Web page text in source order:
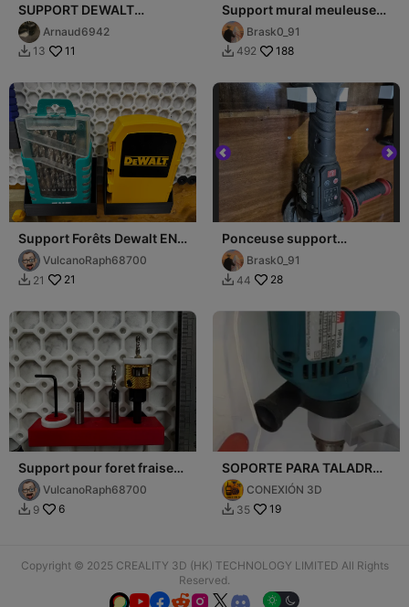
SUPPORT DEWALT
PERCEUSE
Arnaud6942
 13 11
Support mural meuleuse
angulaire parkside ou
makitaBrask0_91
 492 188
Support Forêts Dewalt ENT
Multiboard
VulcanoRaph68700
 21 21
Ponceuse support
parksideBrask0_91
 44 28
Support pour foret fraise
avec bague
VulcanoRaph68700
 9 6
SOPORTE PARA TALADROS
Y OTROS UNIVERSAL
CONEXIÓN 3D
 35 19
Copyright © 2025 CREALITY 3D (HK) TECHNOLOGY LIMITED All Rights
Reserved.
  